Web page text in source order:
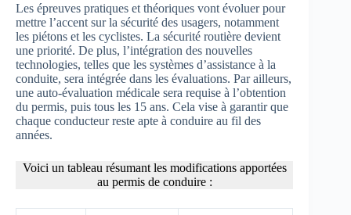
Les épreuves pratiques et théoriques vont évoluer pour
mettre l’accent sur la sécurité des usagers, notamment
les piétons et les cyclistes. La sécurité routière devient
une priorité. De plus, l’intégration des nouvelles
technologies, telles que les systèmes d’assistance à la
conduite, sera intégrée dans les évaluations. Par ailleurs,
une auto-évaluation médicale sera requise à l’obtention
du permis, puis tous les 15 ans. Cela vise à garantir que
chaque conducteur reste apte à conduire au fil des
années.
Voici un tableau résumant les modifications apportées
au permis de conduire :